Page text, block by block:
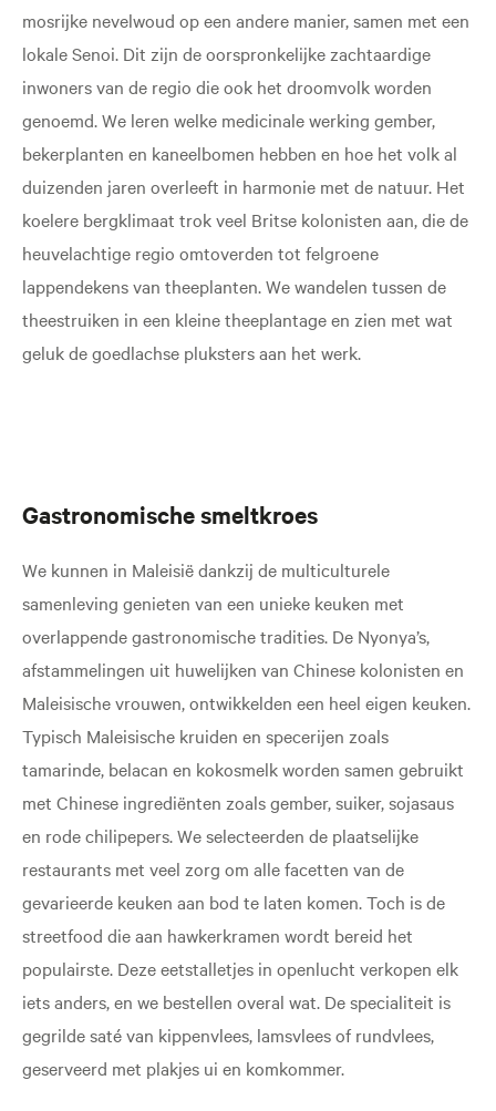
mosrijke nevelwoud op een andere manier, samen met een
lokale Senoi. Dit zijn de oorspronkelijke zachtaardige
inwoners van de regio die ook het droomvolk worden
genoemd. We leren welke medicinale werking gember,
bekerplanten en kaneelbomen hebben en hoe het volk al
duizenden jaren overleeft in harmonie met de natuur. Het
koelere bergklimaat trok veel Britse kolonisten aan, die de
heuvelachtige regio omtoverden tot felgroene
lappendekens van theeplanten. We wandelen tussen de
theestruiken in een kleine theeplantage en zien met wat
geluk de goedlachse pluksters aan het werk.
Gastronomische smeltkroes
We kunnen in Maleisië dankzij de multiculturele
samenleving genieten van een unieke keuken met
overlappende gastronomische tradities. De Nyonya’s,
afstammelingen uit huwelijken van Chinese kolonisten en
Maleisische vrouwen, ontwikkelden een heel eigen keuken.
Typisch Maleisische kruiden en specerijen zoals
tamarinde, belacan en kokosmelk worden samen gebruikt
met Chinese ingrediënten zoals gember, suiker, sojasaus
en rode chilipepers. We selecteerden de plaatselijke
restaurants met veel zorg om alle facetten van de
gevarieerde keuken aan bod te laten komen. Toch is de
streetfood die aan hawkerkramen wordt bereid het
populairste. Deze eetstalletjes in openlucht verkopen elk
iets anders, en we bestellen overal wat. De specialiteit is
gegrilde saté van kippenvlees, lamsvlees of rundvlees,
geserveerd met plakjes ui en komkommer.